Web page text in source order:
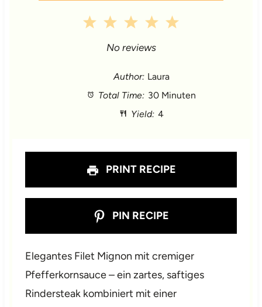
5
a
s
4
t
a
s
3
S
t
a
s
2
S
t
a
s
1
a
No reviews
Author: Laura
Total Time: 30 Minuten
Yield: 4
PRINT RECIPE
PIN RECIPE
Elegantes Filet Mignon mit cremiger
Pfefferkornsauce – ein zartes, saftiges
Rindersteak kombiniert mit einer